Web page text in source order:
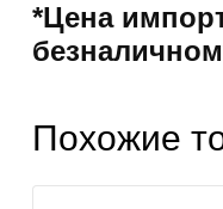
*Цена
Похожие